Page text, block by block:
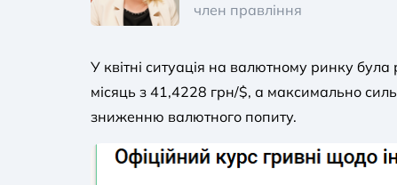
член правління
У квітні ситуація на валютному ринку
місяць з 41,4228 грн/$, а максимально
зниженню валютного попиту.